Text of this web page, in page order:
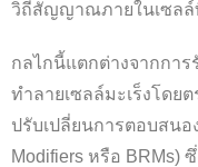
วิถีสัญญาณภายในเซลล์
กลไกนี้แตกต่างจากการ
ทำลายเซลล์มะเร็งโดย
ปรับเปลี่ยนการตอบสนอ
Modifiers หรือ BRMs)